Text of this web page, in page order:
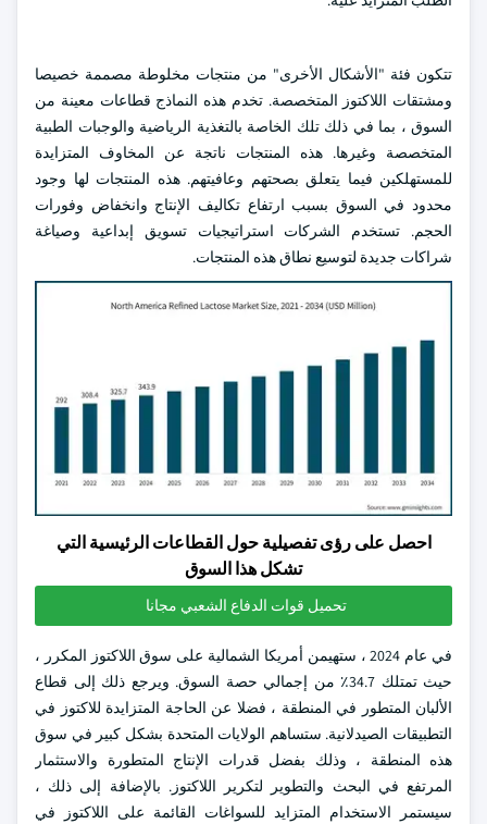
تتكون فئة "الأشكال الأخرى" من منتجات مخلوطة مصممة خصيصا
ومشتقات اللاكتوز المتخصصة. تخدم هذه النماذج قطاعات معينة من
السوق ، بما في ذلك تلك الخاصة بالتغذية الرياضية والوجبات الطبية
المتخصصة وغيرها. هذه المنتجات ناتجة عن المخاوف المتزايدة
للمستهلكين فيما يتعلق بصحتهم وعافيتهم. هذه المنتجات لها وجود
محدود في السوق بسبب ارتفاع تكاليف الإنتاج وانخفاض وفورات
الحجم. تستخدم الشركات استراتيجيات تسويق إبداعية وصياغة
شراكات جديدة لتوسيع نطاق هذه المنتجات.
احصل على رؤى تفصيلية حول القطاعات الرئيسية التي
تشكل هذا السوق
تحميل قوات الدفاع الشعبي مجانا
في عام 2024 ، ستهيمن أمريكا الشمالية على سوق اللاكتوز المكرر ،
حيث تمتلك 34.7٪ من إجمالي حصة السوق. ويرجع ذلك إلى قطاع
الألبان المتطور في المنطقة ، فضلا عن الحاجة المتزايدة للاكتوز في
التطبيقات الصيدلانية. ستساهم الولايات المتحدة بشكل كبير في سوق
هذه المنطقة ، وذلك بفضل قدرات الإنتاج المتطورة والاستثمار
المرتفع في البحث والتطوير لتكرير اللاكتوز. بالإضافة إلى ذلك ،
سيستمر الاستخدام المتزايد للسواغات القائمة على اللاكتوز في